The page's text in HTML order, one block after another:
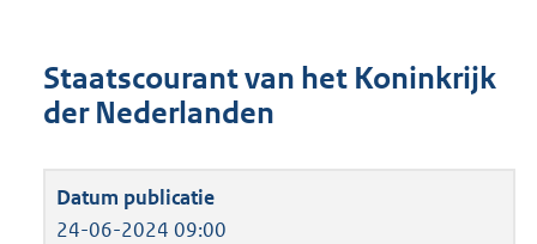
Staatscourant van het Koninkrijk
der Nederlanden
24-06-2024 09:00